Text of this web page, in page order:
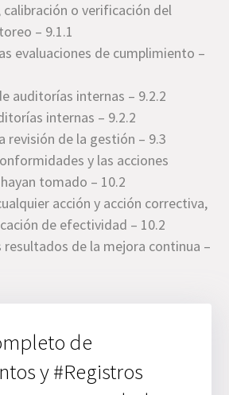
o verificación del
– 9.1.1
evaluaciones de cumplimiento –
auditorías internas – 9.2.2
internas – 9.2.2
revisión de la gestión – 9.3
y las acciones
tomado – 10.2
acción y acción correctiva,
de efectividad – 10.2
resultados de la mejora continua –
de
y #Registros